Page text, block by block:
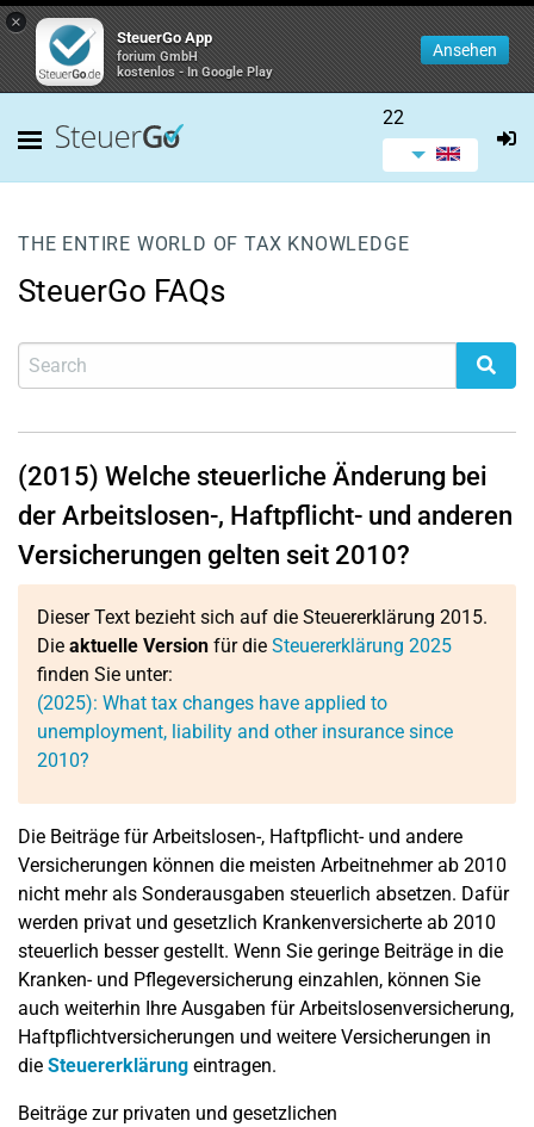
×
SteuerGo App
forium GmbH
kostenlos - In Google Play
Ansehen
22
THE ENTIRE WORLD OF TAX KNOWLEDGE
SteuerGo FAQs
(2015) Welche steuerliche Änderung bei
der Arbeitslosen-, Haftpflicht- und anderen
Versicherungen gelten seit 2010?
Dieser Text bezieht sich auf die Steuererklärung 2015.
Die aktuelle Version für die Steuererklärung 2025
finden Sie unter:
(2025): What tax changes have applied to
unemployment, liability and other insurance since
2010?
Die Beiträge für Arbeitslosen-, Haftpflicht- und andere
Versicherungen können die meisten Arbeitnehmer ab 2010
nicht mehr als Sonderausgaben steuerlich absetzen. Dafür
werden privat und gesetzlich Krankenversicherte ab 2010
steuerlich besser gestellt. Wenn Sie geringe Beiträge in die
Kranken- und Pflegeversicherung einzahlen, können Sie
auch weiterhin Ihre Ausgaben für Arbeitslosenversicherung,
Haftpflichtversicherungen und weitere Versicherungen in
die Steuererklärung eintragen.
Beiträge zur privaten und gesetzlichen